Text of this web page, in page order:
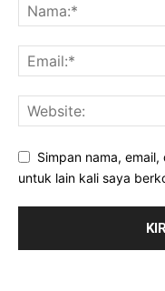
Simpan nama,
untuk lain kali saya